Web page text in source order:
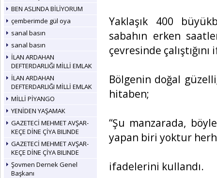
BEN ASLINDA BİLİYORUM
çemberimde gül oya
sanal basın
sanal basın
İLAN ARDAHAN
DEFTERDARLIĞI MİLLİ EMLAK
İLAN ARDAHAN
DEFTERDARLIĞI MİLLİ EMLAK
MİLLİ PİYANGO
YENİDEN YAŞAMAK
GAZETECİ MEHMET AVŞAR-
KEÇE DİNE ÇİYA BILINDE
GAZETECİ MEHMET AVŞAR-
KEÇE DİNE ÇİYA BILINDE
Şovmen Dernek Genel
Başkanı
Yaklaşık 400
sabahın erken
çevresinde
Bölgenin doğal
hitaben;
“Şu manzarada,
yapan biri yoktur
ifadelerini kullandı.